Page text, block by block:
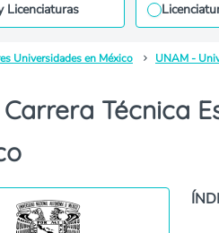
Licenciaturas
Universidades en México UNAM -
Carrera Técnica